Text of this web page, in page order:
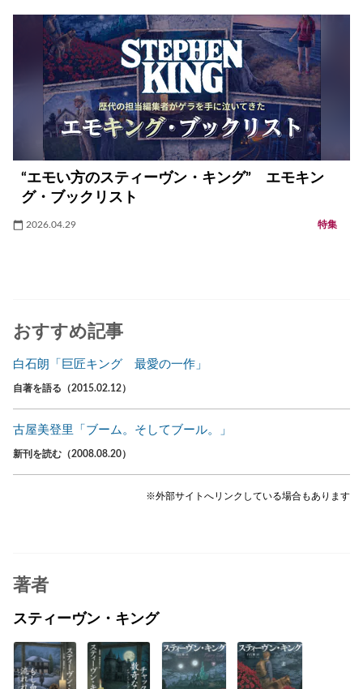
“エモい方のスティーヴン・キング” エモキン
グ・ブックリスト
2026.04.29 特集
おすすめ記事
白石朗「巨匠キング 最愛の一作」
自著を語る（2015.02.12）
古屋美登里「ブーム。そしてブール。」
新刊を読む（2008.08.20）
※外部サイトへリンクしている場合もあります
著者
スティーヴン・キング